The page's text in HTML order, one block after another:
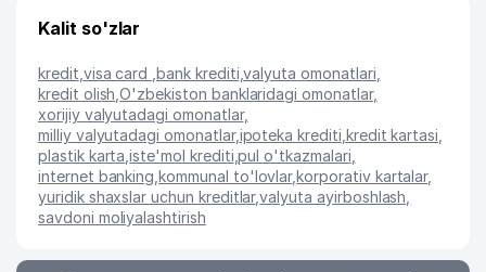
Kalit so'zlar
kredit visa card ,bank krediti ,valyuta omonatlari
kredit olish ,O'zbekiston banklaridagi omonatlar,
xorijiy valyutadagi omonatlar,
milliy valyutadagi omonatlar,ipoteka krediti kredit kartasi
plastik karta ,iste'mol krediti ,pul o'tkazmalari
internet banking ,kommunal to'lovlar,korporativ kartalar,
yuridik shaxslar uchun kreditlar,valyuta ayirboshlash
savdoni moliyalashtirish